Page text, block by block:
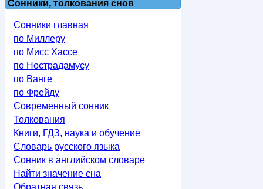
Сонники, толкования снов
Сонники главная
по Миллеру
по Мисс Хассе
по Нострадамусу
по Ванге
по Фрейду
Современный сонник
Толкования
Книги, ГДЗ, наука и обучение
Словарь русского языка
Сонник в английском словаре
Найти значение сна
Обратная связь